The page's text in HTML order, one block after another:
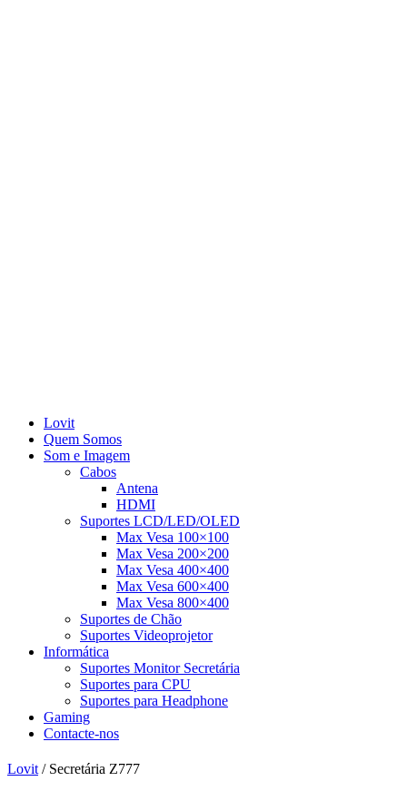
Lovit
Quem Somos
Som e Imagem
Cabos
Antena
HDMI
Suportes LCD/LED/OLED
Max Vesa 100×100
Max Vesa 200×200
Max Vesa 400×400
Max Vesa 600×400
Max Vesa 800×400
Suportes de Chão
Suportes Videoprojetor
Informática
Suportes Monitor Secretária
Suportes para CPU
Suportes para Headphone
Gaming
Contacte-nos
Lovit/ Secretária Z777